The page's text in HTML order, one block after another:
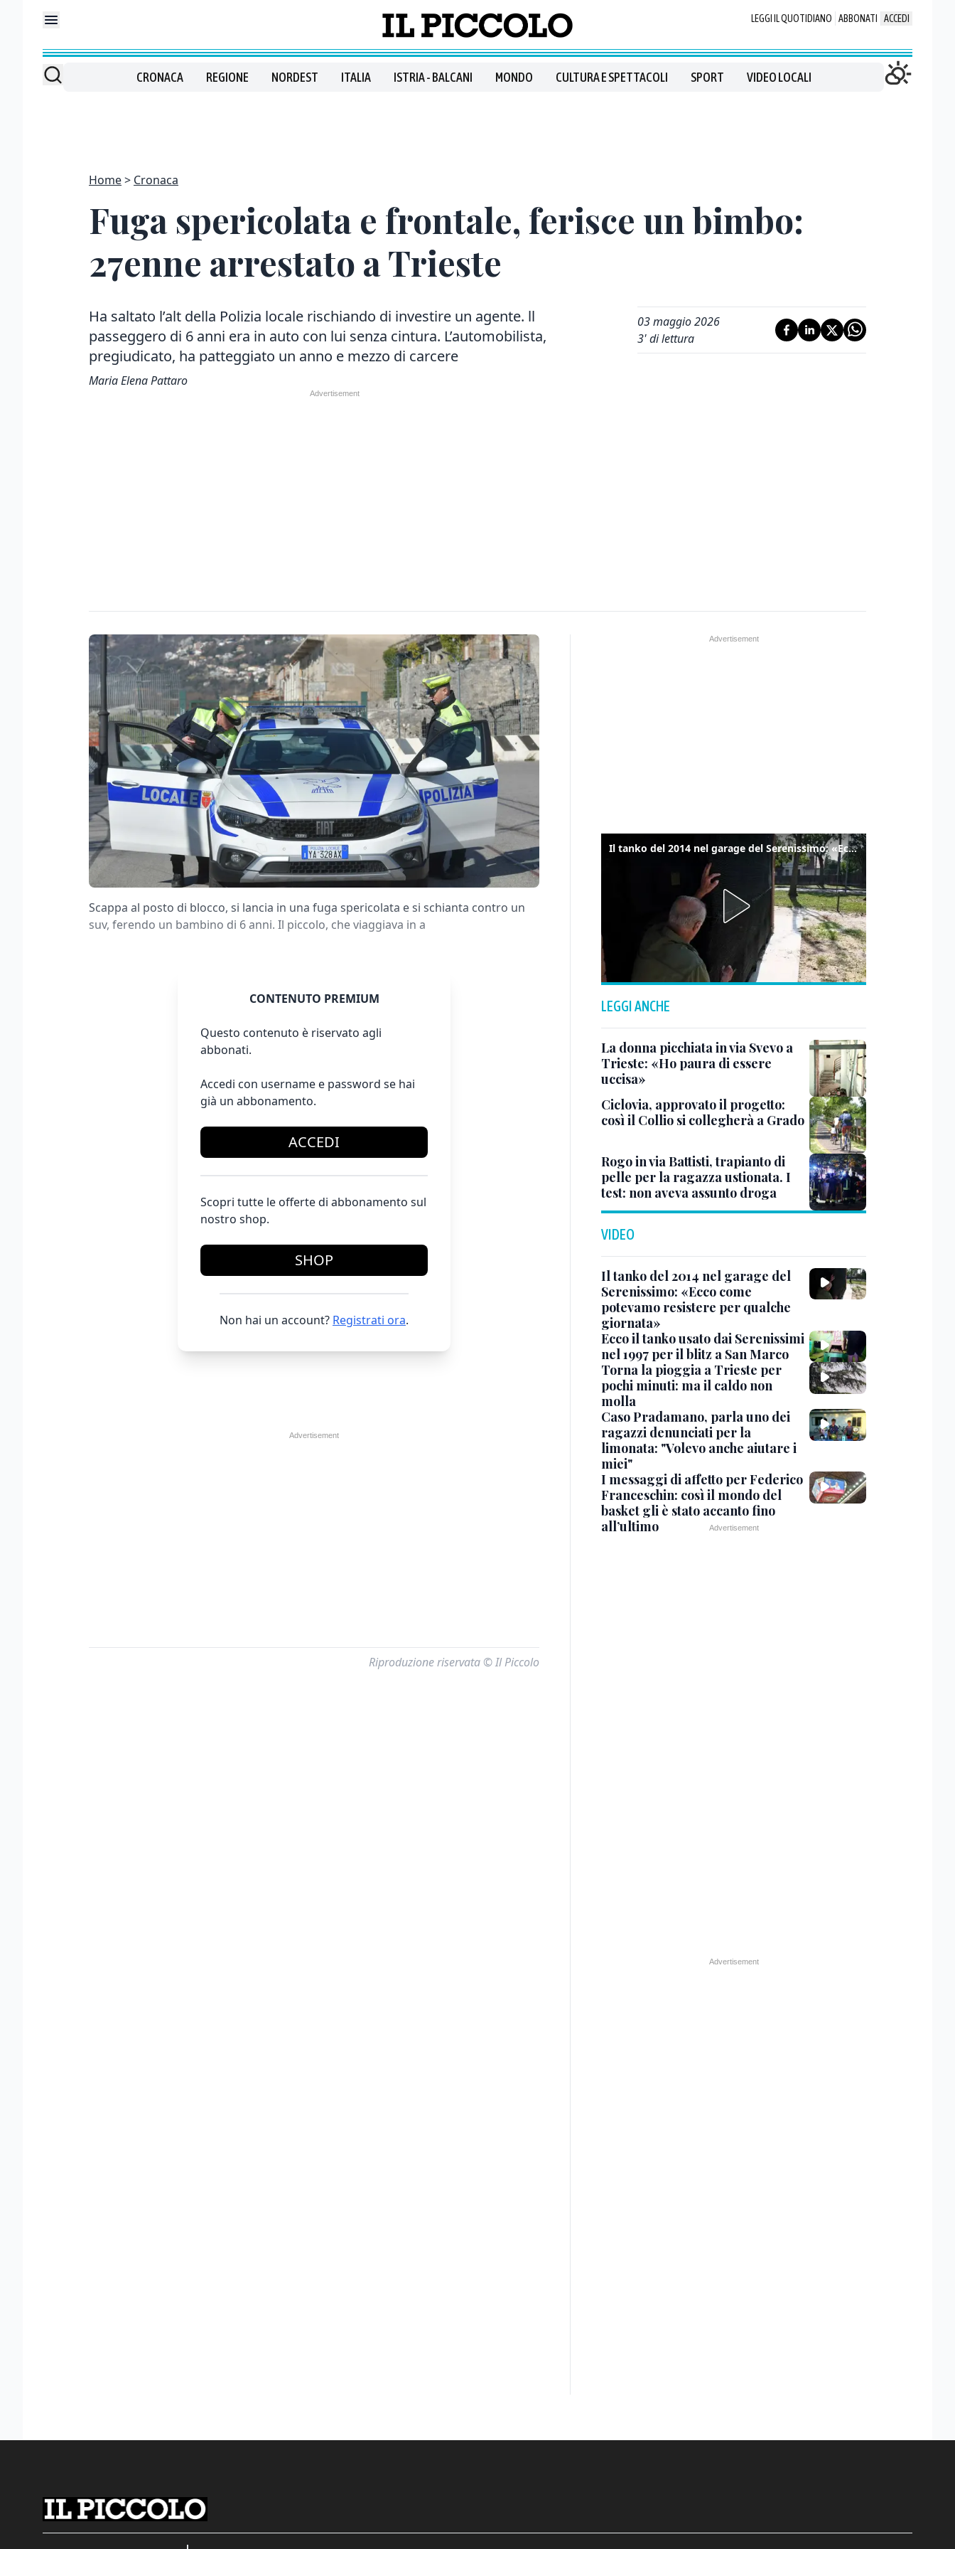
LEGGI IL QUOTIDIANO ABBONATI ACCEDI
CRONACA REGIONE NORDEST ITALIA ISTRIA - BALCANI MONDO CULTURA E SPETTACOLI SPORT VIDEO LOCALI
Home Cronaca
Fuga spericolata e frontale, ferisce un bimbo:
27enne arrestato a Trieste
Ha saltato l’alt della Polizia locale rischiando di investire un agente. ll
passeggero di 6 anni era in auto con lui senza cintura. L’automobilista,
pregiudicato, ha patteggiato un anno e mezzo di carcere
Maria Elena Pattaro
03 maggio 2026
3' di lettura
Scappa al posto di blocco, si lancia in una fuga spericolata e si schianta contro un
suv, ferendo un bambino di 6 anni. Il piccolo, che viaggiava in a
CONTENUTO PREMIUM
Questo contenuto è riservato agli
abbonati.
Accedi con username e password se hai
già un abbonamento.
ACCEDI
Scopri tutte le offerte di abbonamento sul
nostro shop.
SHOP
Non hai un account? Registrati ora.
Riproduzione riservata © Il Piccolo
Il tanko del 2014 nel garage del Serenissimo: «Ecco come potevamo resistere per qualche giornata»
LEGGI ANCHE
La donna picchiata in via Svevo a
Trieste: «Ho paura di essere
uccisa»
Ciclovia, approvato il progetto:
così il Collio si collegherà a Grado
Rogo in via Battisti, trapianto di
pelle per la ragazza ustionata. I
test: non aveva assunto droga
VIDEO
Il tanko del 2014 nel garage del
Serenissimo: «Ecco come
potevamo resistere per qualche
giornata»
Ecco il tanko usato dai Serenissimi
nel 1997 per il blitz a San Marco
Torna la pioggia a Trieste per
pochi minuti: ma il caldo non
molla
Caso Pradamano, parla uno dei
ragazzi denunciati per la
limonata: "Volevo anche aiutare i
miei"
I messaggi di affetto per Federico
Franceschin: così il mondo del
basket gli è stato accanto fino
all’ultimo